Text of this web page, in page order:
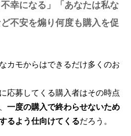
不幸になる」「あなたは私な
不安を煽り何度も購入を促
カモからはできるだけ多くのお
応募してくる購入者はその時点
一度の購入で終わらせないため
るよう仕向けてくるだろう。